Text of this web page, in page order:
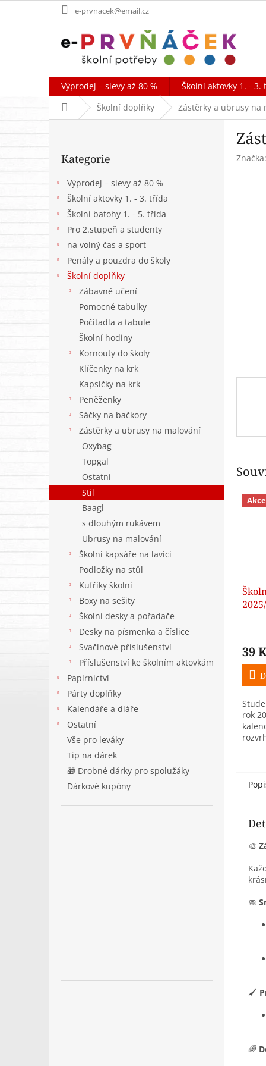
na
e-prvnacek@email.cz
Výprodej – slevy až 80 %
Školní aktovky 1. - 3.
Domů Školní doplňky Zástěrky a ubrusy na
P
n
kategorie
Kategorie
Výprodej – slevy až 80 %
Školní aktovky 1. - 3. třída
Školní batohy 1. - 5. třída
Pro 2.stupeň a studenty
na volný čas a sport
Penály a pouzdra do školy
Školní doplňky
Zábavné učení
Pomocné tabulky
Počítadla a tabule
Školní hodiny
Kornouty do školy
Klíčenky na krk
Kapsičky na krk
Peněženky
Sáčky na bačkory
Zástěrky a ubrusy na malování
Oxybag
Topgal
Ostatní
Stil
Baagl
s dlouhým rukávem
Ubrusy na malování
Školní kapsáře na lavici
Podložky na stůl
Kufříky školní
Boxy na sešity
Školní desky a pořadače
Desky na písmenka a číslice
Svačinové příslušenství
Příslušenství ke školním aktovkám
Papírnictví
Párty doplňky
Kalendáře a diáře
Ostatní
Vše pro leváky
Tip na dárek
🎁 Drobné dárky pro spolužáky
Dárkové kupóny
Akce
39
rok
🎨
🧼
🖌️
🌈